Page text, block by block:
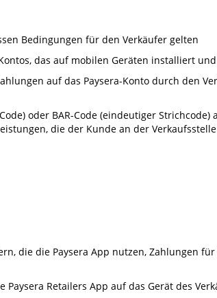
Bedingungen für den Verkäufer gelten
das auf mobilen Geräten installiert
auf das Paysera-Konto durch den
oder BAR-Code (eindeutiger
die der Kunde an der
die die Paysera App nutzen, Zahlungen
Paysera Retailers App auf das Gerät des